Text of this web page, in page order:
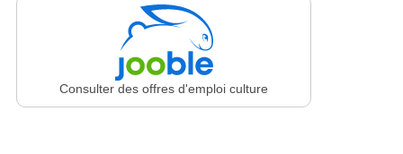
Consulter des offres d'emploi culture